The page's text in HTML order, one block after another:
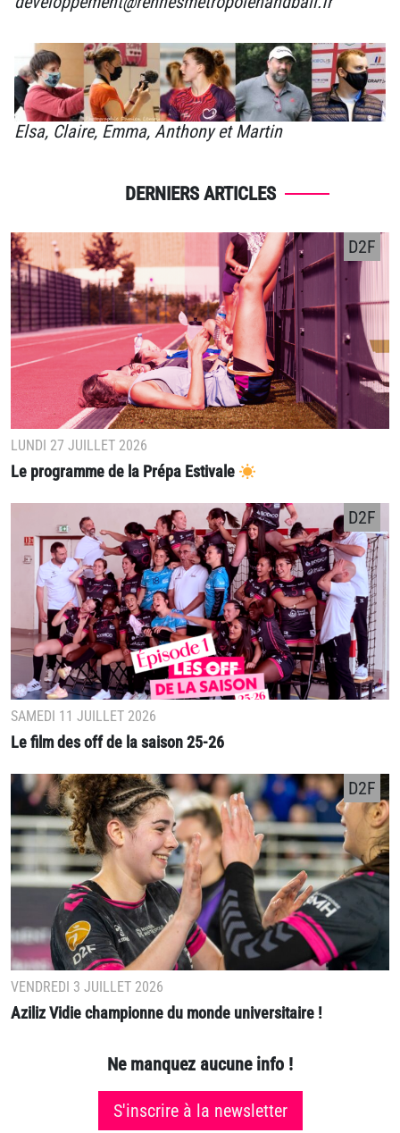
Elsa, Claire, Emma, Anthony et Martin
DERNIERS ARTICLES
LUNDI 27 JUILLET 2026
Le programme de la Prépa Estivale
D2F
SAMEDI 11 JUILLET 2026
Le film des off de la saison 25-26
D2F
VENDREDI 3 JUILLET 2026
Aziliz Vidie championne du monde universitaire !
D2F
Ne manquez aucune info !
S'inscrire à la newsletter